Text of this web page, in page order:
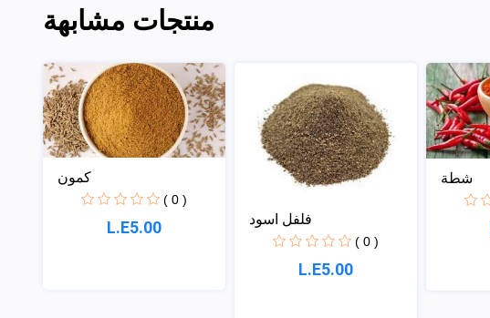
منتجات مشابهة
كمون
( 0 )
L.E5.00 فلفل اسود
( 0 )
L.E5.00
شطة